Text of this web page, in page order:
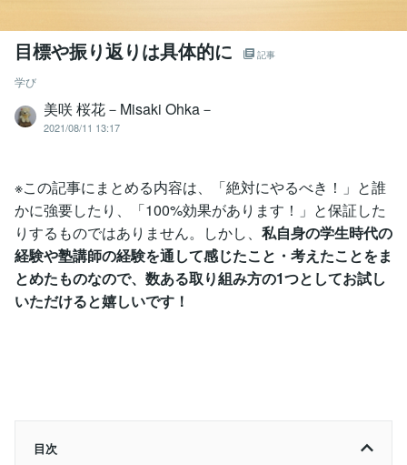
目標や振り返りは具体的に 記事
学び
美咲 桜花－Misaki Ohka－
2021/08/11 13:17
※この記事にまとめる内容は、「絶対にやるべき！」と誰
かに強要したり、「100%効果があります！」と保証した
りするものではありません。しかし、 私自身の学生時代の
経験や塾講師の経験を通して感じたこと・考えたことをま
とめたものなので、数ある取り組み方の1つとしてお試し
いただけると嬉しいです！
目次